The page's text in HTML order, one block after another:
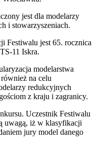
jest dla modelarzy
i stowarzyszeniach.
Festiwalu jest 65. rocznica
11 Iskra.
modelarstwa
na celu
redukcyjnych
z kraju i zagranicy.
Uczestnik Festiwalu
uwagą, iż w klasyfikacji
jury model danego